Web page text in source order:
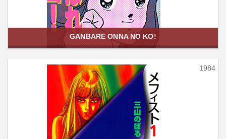
GANBARE ONNA NO KO!
1984